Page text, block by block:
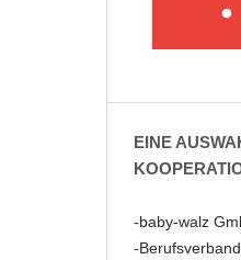
EINE
-baby-walz
-